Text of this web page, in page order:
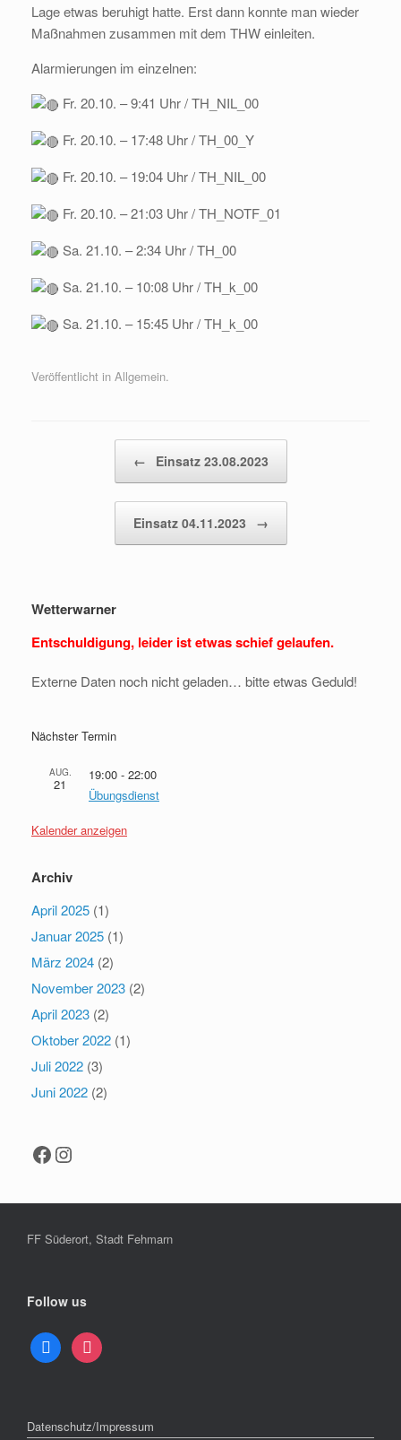
Lage etwas beruhigt hatte. Erst dann konnte man wieder
Maßnahmen zusammen mit dem THW einleiten.
Alarmierungen im einzelnen:
Fr. 20.10. – 9:41 Uhr / TH_NIL_00
Fr. 20.10. – 17:48 Uhr / TH_00_Y
Fr. 20.10. – 19:04 Uhr / TH_NIL_00
Fr. 20.10. – 21:03 Uhr / TH_NOTF_01
Sa. 21.10. – 2:34 Uhr / TH_00
Sa. 21.10. – 10:08 Uhr / TH_k_00
Sa. 21.10. – 15:45 Uhr / TH_k_00
Veröffentlicht in Allgemein.
← Einsatz 23.08.2023
Einsatz 04.11.2023 →
Wetterwarner
Entschuldigung, leider ist etwas schief gelaufen.
Externe Daten noch nicht geladen… bitte etwas Geduld!
Nächster Termin
AUG.
21
19:00 - 22:00
Übungsdienst
Kalender anzeigen
Archiv
April 2025 (1)
Januar 2025 (1)
März 2024 (2)
November 2023 (2)
April 2023 (2)
Oktober 2022 (1)
Juli 2022 (3)
Juni 2022 (2)
Facebook
Instagram
FF Süderort, Stadt Fehmarn
Follow us
facebookinstagram
Datenschutz/Impressum